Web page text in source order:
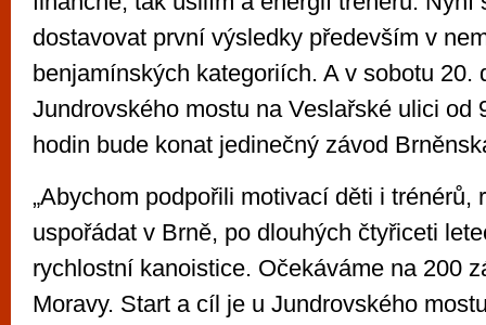
dostavovat první výsledky především v
benjamínských kategoriích. A v sobotu 20.
Jundrovského mostu na Veslařské ulici od
hodin bude konat jedinečný závod
„Abychom podpořili motivací děti i trénérů,
uspořádat v Brně, po dlouhých čtyřiceti
rychlostní kanoistice. Očekáváme na 200
Moravy. Start a cíl je u Jundrovského